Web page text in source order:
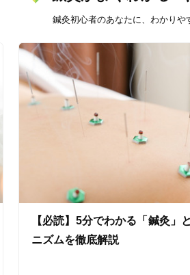
オンラインサポートあり
カルテ共有
使い捨て鍼使用
保険適用の相談可
鍼灸初心者のあなたに、わかりや
【必読】5分でわかる「鍼灸」
ニズムを徹底解説